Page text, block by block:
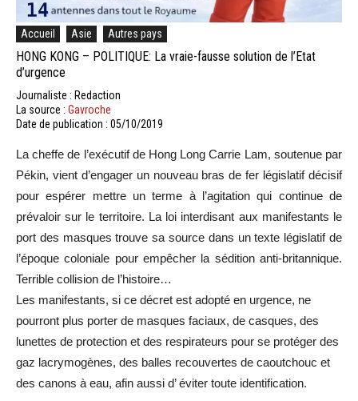
Accueil Asie Autres pays
HONG KONG – POLITIQUE: La vraie-fausse solution de l’Etat
d’urgence
Journaliste : Redaction
La source : Gavroche
Date de publication : 05/10/2019
La cheffe de l’exécutif de Hong Long Carrie Lam, soutenue par
Pékin, vient d’engager un nouveau bras de fer législatif décisif
pour espérer mettre un terme à l’agitation qui continue de
prévaloir sur le territoire. La loi interdisant aux manifestants le
port des masques trouve sa source dans un texte législatif de
l’époque coloniale pour empêcher la sédition anti-britannique.
Terrible collision de l’histoire…
Les manifestants, si ce décret est adopté en urgence, ne
pourront plus porter de masques faciaux, de casques, des
lunettes de protection et des respirateurs pour se protéger des
gaz lacrymogènes, des balles recouvertes de caoutchouc et
des canons à eau, afin aussi d’ éviter toute identification.